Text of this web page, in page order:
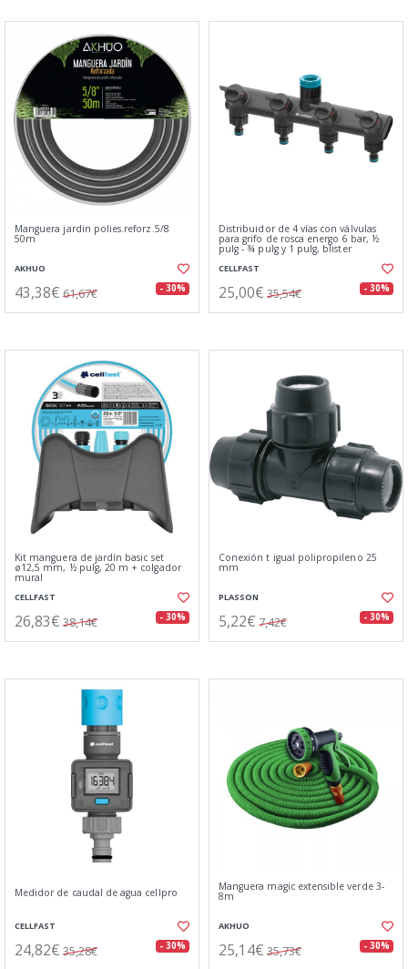
Manguera jardin polies.reforz.5/8
50m
AKHUO
43,38€ 61,67€ - 30%
Distribuidor de 4 vías con válvulas
para grifo de rosca energo 6 bar, ½
pulg - ¾ pulg y 1 pulg, blister
CELLFAST
25,00€ 35,54€ - 30%
Kit manguera de jardín basic set
ø12,5 mm, ½ pulg, 20 m + colgador
mural
CELLFAST
26,83€ 38,14€ - 30%
Conexión t igual polipropileno 25
mm
PLASSON
5,22€ 7,42€ - 30%
Medidor de caudal de agua cellpro
CELLFAST
24,82€ 35,28€ - 30%
Manguera magic extensible verde 3-
8m
AKHUO
25,14€ 35,73€ - 30%